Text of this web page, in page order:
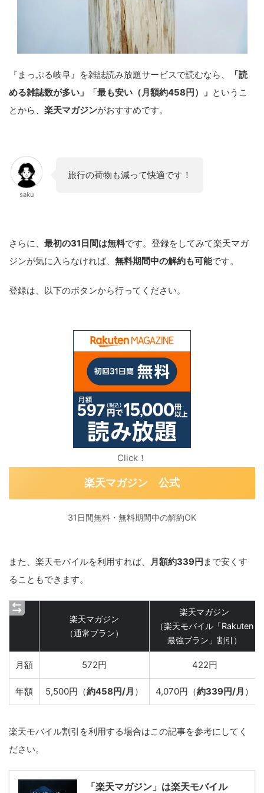
『まっぷる岐阜』を雑誌読み放題サービスで読むなら、
「読
める雑誌数が多い」「最も安い（月額約458円）」 というこ
とから、 楽天マガジンがおすすめです。
saku
旅行の荷物も減って快適です！
さらに、 最初の31日間は無料です。登録をしてみて楽天マガ
ジンが気に入らなければ、 無料期間中の解約も可能です。
登録は、以下のボタンから行ってください。
Click！
楽天マガジン 公式
31日間無料・無料期間中の解約OK
また、楽天モバイルを利用すれば、 月額約339円 まで安くす
ることもできます。
楽天マガジン
（通常プラン）
楽天マガジン
（楽天モバイル「Rakuten
最強プラン」割引）
月額 572円 422円
年額 5,500円（約458円/月 ） 4,070円（約339円/月 ）
楽天モバイル割引を利用する場合はこの記事を参考にしてく
ださい。
「楽天マガジン」は楽天モバイル